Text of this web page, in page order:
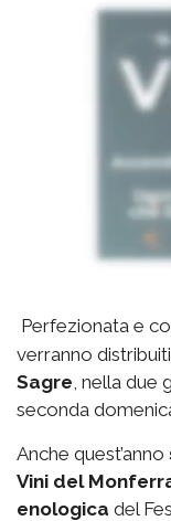
Perfezionata e
verranno distribuiti
Sagre , nella
seconda
Anche quest’anno
Vini del
enologica del